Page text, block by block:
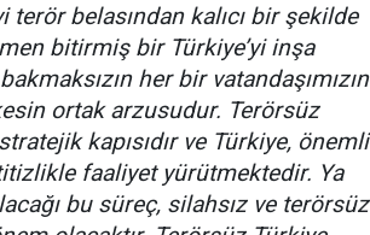
terör belasından kalıcı bir şekilde
bitirmiş bir Türkiye’yi inşa
her bir vatandaşımızın
ortak arzusudur. Terörsüz
kapısıdır ve Türkiye, önemli
faaliyet yürütmektedir. Ya
bu süreç, silahsız ve terörsüz